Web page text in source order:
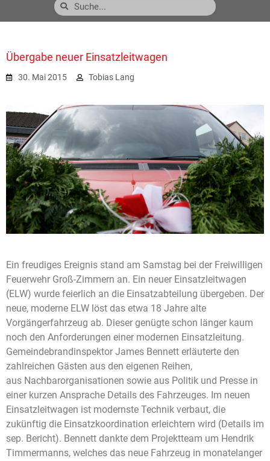
Übergabe neuer Einsatzleitwagen
30. Mai 2015 Tobias Lang
Ein freudiges Ereignis stand am Samstag bei der Freiwilligen
Feuerwehr Groß-Zimmern an. Ein neuer Einsatzleitwagen
(ELW) wurde feierlich an die Einsatzabteilung übergeben. Der
neue, moderne ELW löst das etwa 18 Jahre alte
Vorgängerfahrzeug ab. Dieser genügte schon länger kaum
noch den Anforderungen einer modernen Einsatzleitung.
Gemeindebrandinspektor James Bennett erläuterte den
zahlreichen Gästen aus den eigenen Reihen,
aus Nachbarorganisationen sowie aus Politik und Presse in
einer kurzen Ansprache Details des Fahrzeuges. Im neuen
Einsatzleitwagen ist modernste Technik verbaut, die
zukünftig die Einsatzkoordination erleichtern wird (Details im
sep. Bericht). Bennett dankte dem Projektteam um Hendrik
Timmermanns, welches das neue Fahrzeug in monatelanger